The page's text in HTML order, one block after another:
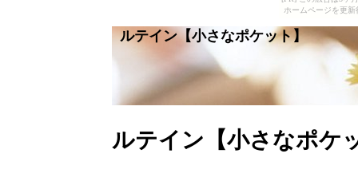
ホームページを更
ルテイン【小さなポケット】
ルテイン【小さなポケ